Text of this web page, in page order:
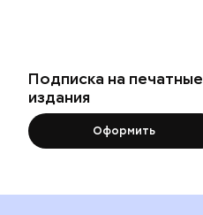
Подписка на печатные
издания
Оформить